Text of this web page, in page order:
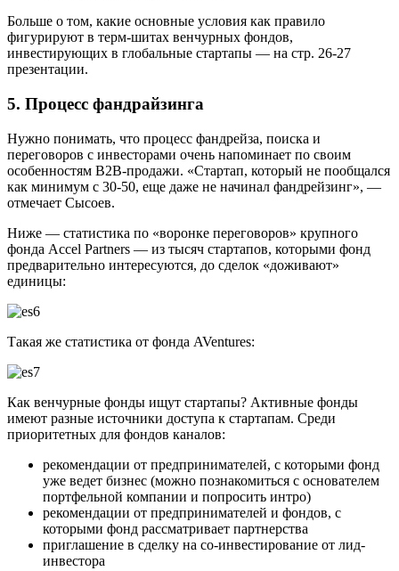
Больше о том, какие основные условия как правило
фигурируют в терм-шитах венчурных фондов,
инвестирующих в глобальные стартапы — на стр. 26-27
презентации.
5. Процесс фандрайзинга
Нужно понимать, что процесс фандрейза, поиска и
переговоров с инвесторами очень напоминает по своим
особенностям B2B-продажи. «Стартап, который не пообщался
как минимум с 30-50, еще даже не начинал фандрейзинг», —
отмечает Сысоев.
Ниже — статистика по «воронке переговоров» крупного
фонда Accel Partners — из тысяч стартапов, которыми фонд
предварительно интересуются, до сделок «доживают»
единицы:
Такая же статистика от фонда AVentures:
Как венчурные фонды ищут стартапы? Активные фонды
имеют разные источники доступа к стартапам. Среди
приоритетных для фондов каналов:
рекомендации от предпринимателей, с которыми фонд
уже ведет бизнес (можно познакомиться с основателем
портфельной компании и попросить интро)
рекомендации от предпринимателей и фондов, с
которыми фонд рассматривает партнерства
приглашение в сделку на со-инвестирование от лид-
инвестора